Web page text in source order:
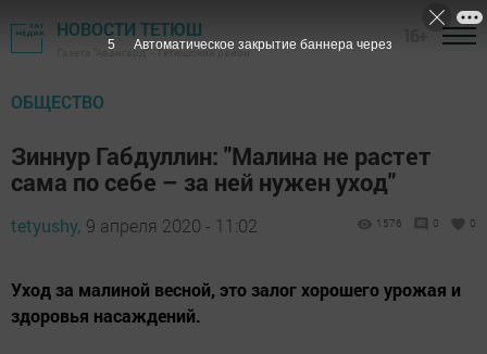
НОВОСТИ ТЕТЮШ
Газета "Авангард" - Тетюшский район
ОБЩЕСТВО
Зиннур Габдуллин: "Малина не растет
сама по себе – за ней нужен уход"
tetyushy, 9 апреля 2020 - 11:02 1576 0 0
Уход за малиной весной, это залог хорошего урожая и
здоровья насаждений.
4 Автоматическое закрытие баннера через